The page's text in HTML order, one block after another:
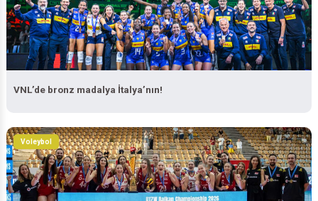
VNL’de bronz madalya İtalya’nın!
Voleybol